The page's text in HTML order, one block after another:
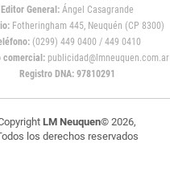
Editor General:Ángel Casagrande
Fotheringham 445, Neuquén (CP 8300)
(0299) 449 0400 / 449 0410
comercial: publicidad@lmneuquen.com.ar
Registro DNA: 97810291
LM Neuquen© 2026,
los derechos reservados